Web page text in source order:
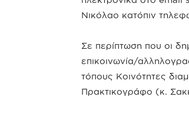
Νικόλαο κατόπιν
Σε περίπτωση που οι
επικοινωνία/
τόπους Κοινότητες
Πρακτικογράφο (κ.